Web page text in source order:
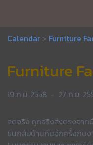
Calendar > Furniture
Furniture
19 ก.ย. 2558 - 27 ก.ย.
ลดจริง ถูกจริงส่งตรงจา
ขนกลับบ้านกันอีกครั้งกับง